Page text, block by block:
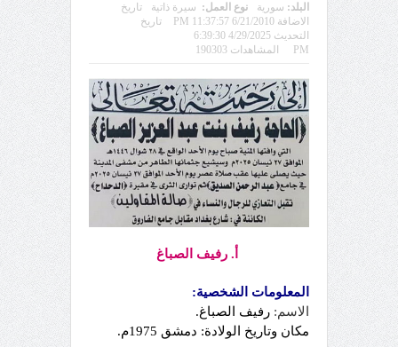
البلد: سورية نوع العمل: سيرة ذاتية
تاريخ
الاضافة 6/21/2010 11:37:57 PM
تاريخ
التحديث 4/29/2025 6:39:30
PM
المشاهدات 190303
أ. رفيف الصباغ
المعلومات الشخصية:
الاسم: رفيف الصباغ.
مكان وتاريخ الولادة: دمشق 1975م.